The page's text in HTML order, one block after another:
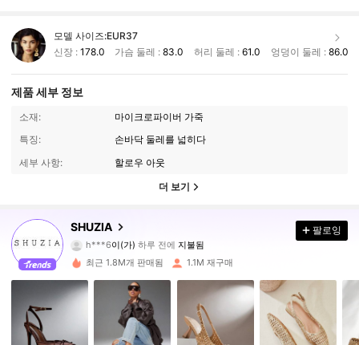
모델 사이즈:EUR37
신장 : 178.0 가슴 둘레 :83.0 허리 둘레 : 61.0 엉덩이 둘레 : 86.0
제품 세부 정보
소재:
마이크로파이버 가죽
특징:
손바닥 둘레를 넓히다
세부 사항:
할로우 아웃
더 보기
SHUZIA
4.90
770K 팔로워
h***6이(가)하루 전에 지불됨
4.90 770K 팔로워
770K 팔로워
팔로잉
최근 1.8M개 판매됨 1.1M 재구매